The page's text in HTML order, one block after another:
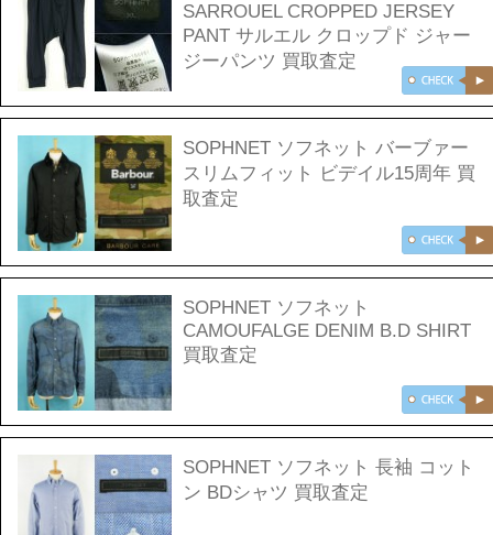
SARROUEL CROPPED JERSEY
PANT サルエル クロップド ジャー
ジーパンツ 買取査定
SOPHNET ソフネット バーブァー
スリムフィット ビデイル15周年 買
取査定
SOPHNET ソフネット
CAMOUFALGE DENIM B.D SHIRT
買取査定
SOPHNET ソフネット 長袖 コット
ン BDシャツ 買取査定